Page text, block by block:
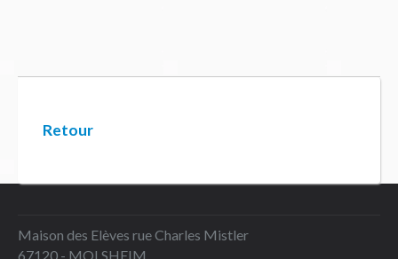
Retour
Maison des Elèves rue Charles Mistler
67120 - MOLSHEIM